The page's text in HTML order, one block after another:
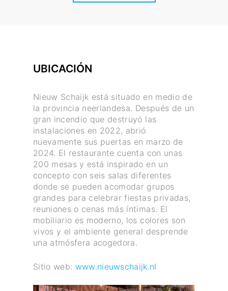
UBICACIÓN
Nieuw Schaijk está situado en medio de
la provincia neerlandesa. Después de un
gran incendio que destruyó las
instalaciones en 2022, abrió
nuevamente sus puertas en marzo de
2024. El restaurante cuenta con unas
200 mesas y está inspirado en un
concepto con seis salas diferentes
donde se pueden acomodar grupos
grandes para celebrar fiestas privadas,
reuniones o cenas más íntimas. El
mobiliario es moderno, los colores son
vivos y el ambiente general desprende
una atmósfera acogedora.
Sitio web: www.nieuwschaijk.nl